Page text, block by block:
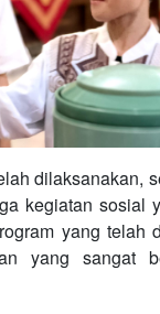
dilaksanakan,
kegiatan sosial
yang telah
yang sangat